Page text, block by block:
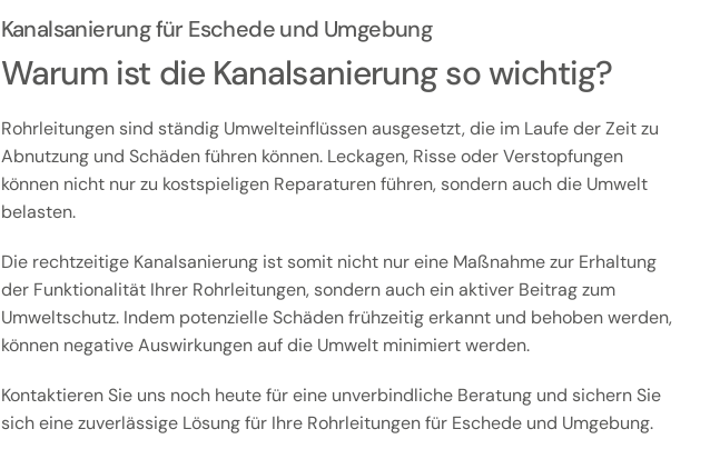
Kanalsanierung für Eschede und Umgebung
Warum ist die Kanalsanierung so wichtig?
Rohrleitungen sind ständig Umwelteinflüssen ausgesetzt, die im Laufe der Zeit zu
Abnutzung und Schäden führen können. Leckagen, Risse oder Verstopfungen
können nicht nur zu kostspieligen Reparaturen führen, sondern auch die Umwelt
belasten.
Die rechtzeitige Kanalsanierung ist somit nicht nur eine Maßnahme zur Erhaltung
der Funktionalität Ihrer Rohrleitungen, sondern auch ein aktiver Beitrag zum
Umweltschutz. Indem potenzielle Schäden frühzeitig erkannt und behoben werden,
können negative Auswirkungen auf die Umwelt minimiert werden.
Kontaktieren Sie uns noch heute für eine unverbindliche Beratung und sichern Sie
sich eine zuverlässige Lösung für Ihre Rohrleitungen für Eschede und Umgebung.